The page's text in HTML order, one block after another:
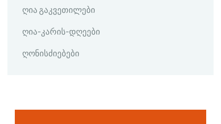
ღია გაკვეთილები
ღია-კარის-დღეები
ღონისძიებები